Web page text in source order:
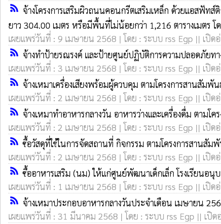
rss_feed จ้างโครงการเสริมผิวถนนคอนกรีตเสริมเหล็ก ด้วยแอสฟั
ยาว 304.00 เมตร หรือมีพื้นที่ไม่น้อยกว่า 1,216 ตารางเมตร โ
เผยแพร่วันที่ : 9 เมษายน 2568 | โดย : ระบบ rss Egp || เปิด
rss_feed จ้างทำป้ายรณรงค์ และป้ายศูนย์ปฏิบัติการความปลอดภัยทา
เผยแพร่วันที่ : 3 เมษายน 2568 | โดย : ระบบ rss Egp || เปิด
rss_feed จ้างเหมาเครื่องเสียงพร้อมผู้ควบคุม ตามโครงการสานสัม
เผยแพร่วันที่ : 2 เมษายน 2568 | โดย : ระบบ rss Egp || เปิด
rss_feed จ้างเหมาทำอาหารกลางวัน อาหารว่างและเครื่องดื่ม ตาม
เผยแพร่วันที่ : 2 เมษายน 2568 | โดย : ระบบ rss Egp || เปิด
rss_feed ซื้อวัสดุที่ใช้ในการจัดสถานที่ กิจกรรม ตามโครงการสานสั
เผยแพร่วันที่ : 2 เมษายน 2568 | โดย : ระบบ rss Egp || เปิด
rss_feed ซื้ออาหารเสริม (นม) ให้แก่ศูนย์พัฒนาเด็กเล็ก โรงเรียนอนุบ
เผยแพร่วันที่ : 1 เมษายน 2568 | โดย : ระบบ rss Egp || เปิด
rss_feed จ้างเหมาประกอบอาหารกลางวันประจำเดือน เมษายน
เผยแพร่วันที่ : 31 มีนาคม 2568 | โดย : ระบบ rss Egp || เปิด